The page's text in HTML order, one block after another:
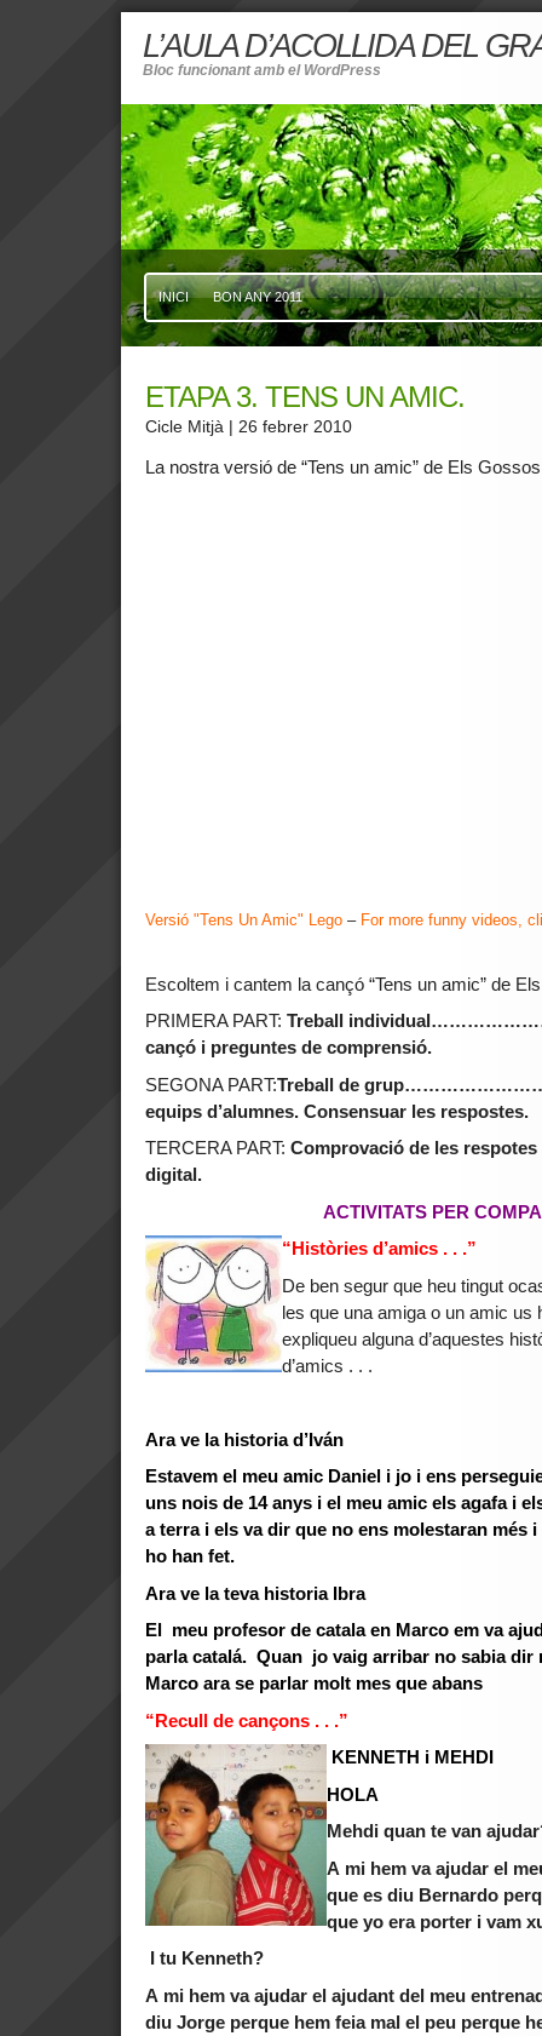
L’AULA D’ACOLLIDA DEL
Bloc funcionant amb el WordPress
INICI BON ANY 2011
ETAPA 3. TENS UN AMIC.
Cicle Mitjà | 26 febrer 2010
La nostra versió de “Tens un amic” de Els
Versió "Tens Un Amic" Lego – For more funny videos,
Escoltem i cantem la cançó “Tens un amic” de
PRIMERA PART: Treball individual
cançó i preguntes de comprensió.
SEGONA PART:Treball de
equips d’alumnes. Consensuar les respostes.
TERCERA PART: Comprovació de les
digital.
ACTIVITATS PER
“Històries d’amics . . .”
De ben segur que heu tingut
les que una amiga o un amic us
expliqueu alguna d’aquestes
d’amics . . .
Ara ve la historia d’Iván
Estavem el meu amic Daniel i jo i ens
uns nois de 14 anys i el meu amic els agafa i
a terra i els va dir que no ens molestaran més i
ho han fet.
Ara ve la teva historia Ibra
El meu profesor de catala en Marco em va
parla catalá. Quan jo vaig arribar no sabia dir
Marco ara se parlar molt mes que abans
“Recull de cançons . . .”
KENNETH i MEHDI
HOLA
Mehdi quan te van
A mi hem va ajudar el
que es diu Bernardo
que yo era porter i vam
I tu Kenneth?
A mi hem va ajudar el ajudant del meu
diu Jorge perque hem feia mal el peu perque